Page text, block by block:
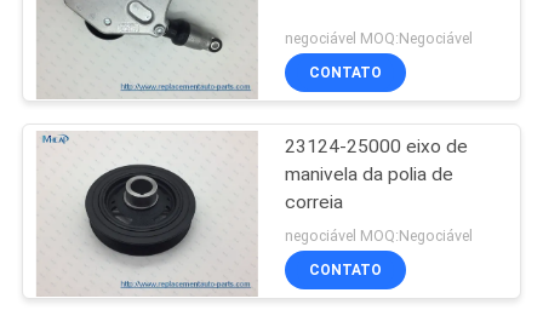
negociável MOQ:Negociável
CONTATO
23124-25000 eixo de
manivela da polia de
correia
negociável MOQ:Negociável
CONTATO